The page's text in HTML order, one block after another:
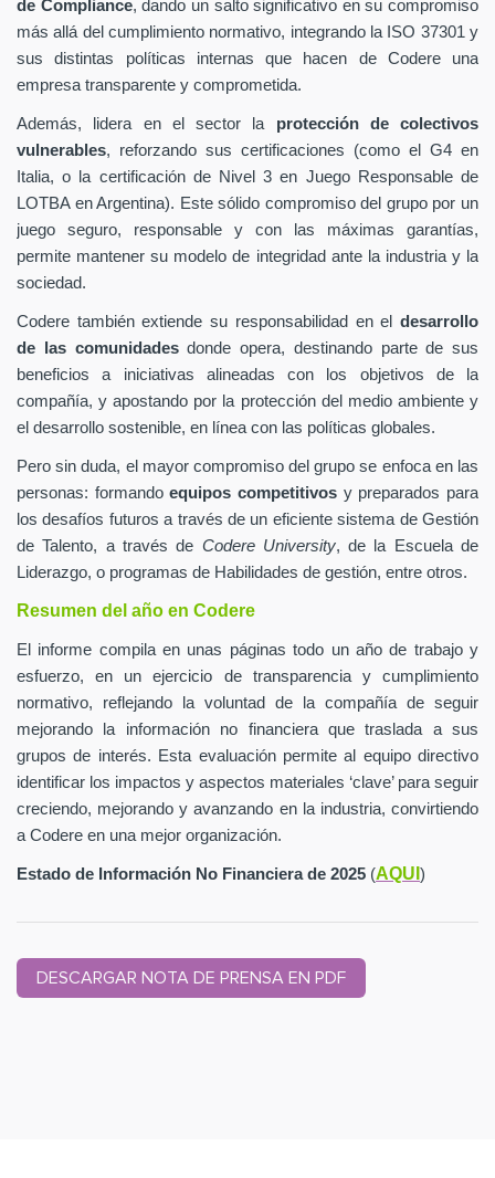
de Compliance, dando un salto significativo en su compromiso
más allá del cumplimiento normativo, integrando la ISO 37301 y
sus distintas políticas internas que hacen de Codere una
empresa transparente y comprometida.
Además, lidera en el sector la protección de colectivos
vulnerables, reforzando sus certificaciones (como el G4 en
Italia, o la certificación de Nivel 3 en Juego Responsable de
LOTBA en Argentina). Este sólido compromiso del grupo por un
juego seguro, responsable y con las máximas garantías,
permite mantener su modelo de integridad ante la industria y la
sociedad.
Codere también extiende su responsabilidad en el desarrollo
de las comunidadesdonde opera, destinando parte de sus
beneficios a iniciativas alineadas con los objetivos de la
compañía, y apostando por la protección del medio ambiente y
el desarrollo sostenible, en línea con las políticas globales.
Pero sin duda, el mayor compromiso del grupo se enfoca en las
personas: formandoequipos competitivos y preparados para
los desafíos futuros a través de un eficiente sistema de Gestión
de Talento, a través de Codere University, de la Escuela de
Liderazgo, o programas de Habilidades de gestión, entre otros.
Resumen del año en Codere
El informe compila en unas páginas todo un año de trabajo y
esfuerzo, en un ejercicio de transparencia y cumplimiento
normativo, reflejando la voluntad de la compañía de seguir
mejorando la información no financiera que traslada a sus
grupos de interés. Esta evaluación permite al equipo directivo
identificar los impactos y aspectos materiales ‘clave’ para seguir
creciendo, mejorando y avanzando en la industria, convirtiendo
a Codere en una mejor organización.
Estado de Información No Financiera de 2025 (AQUI )
DESCARGAR NOTA DE PRENSA EN PDF